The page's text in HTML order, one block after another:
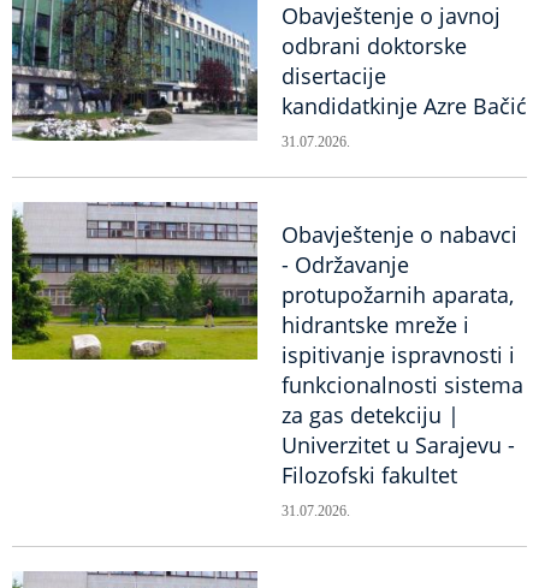
Obavještenje o javnoj
odbrani doktorske
disertacije
kandidatkinje Azre Bačić
31.07.2026.
Obavještenje o nabavci
- Održavanje
protupožarnih aparata,
hidrantske mreže i
ispitivanje ispravnosti i
funkcionalnosti sistema
za gas detekciju |
Univerzitet u Sarajevu -
Filozofski fakultet
31.07.2026.